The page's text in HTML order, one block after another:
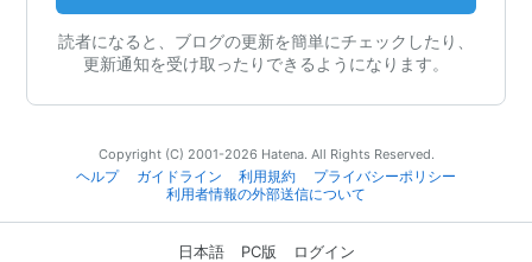
読者になると、ブログの更新を簡単にチェックしたり、
更新通知を受け取ったりできるようになります。
Copyright (C) 2001-2026 Hatena. All Rights Reserved.
ヘルプ
ガイドライン 利用規約
プライバシーポリシー
利用者情報の外部送信について
日本語 PC版 ログイン